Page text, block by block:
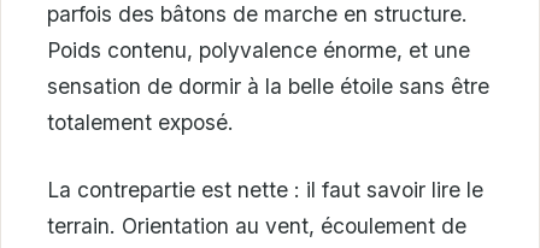
parfois des bâtons de marche en structure.
Poids contenu, polyvalence énorme, et une
sensation de dormir à la belle étoile sans être
totalement exposé.
La contrepartie est nette : il faut savoir lire le
terrain. Orientation au vent, écoulement de